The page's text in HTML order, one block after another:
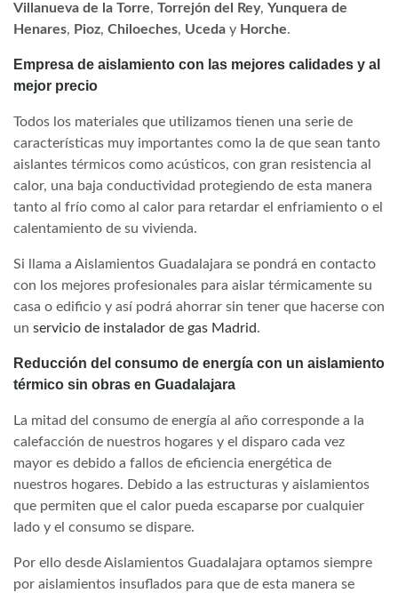
Villanueva de la Torre, Torrejón del Rey, Yunquera de
Henares, Pioz, Chiloeches, Uceda y Horche.
Empresa de aislamiento con las mejores calidades y al
mejor precio
Todos los materiales que utilizamos tienen una serie de
características muy importantes como la de que sean tanto
aislantes térmicos como acústicos, con gran resistencia al
calor, una baja conductividad protegiendo de esta manera
tanto al frío como al calor para retardar el enfriamiento o el
calentamiento de su vivienda.
Si llama a Aislamientos Guadalajara se pondrá en contacto
con los mejores profesionales para aislar térmicamente su
casa o edificio y así podrá ahorrar sin tener que hacerse con
un servicio de instalador de gas Madrid.
Reducción del consumo de energía con un aislamiento
térmico sin obras en Guadalajara
La mitad del consumo de energía al año corresponde a la
calefacción de nuestros hogares y el disparo cada vez
mayor es debido a fallos de eficiencia energética de
nuestros hogares. Debido a las estructuras y aislamientos
que permiten que el calor pueda escaparse por cualquier
lado y el consumo se dispare.
Por ello desde Aislamientos Guadalajara optamos siempre
por aislamientos insuflados para que de esta manera se